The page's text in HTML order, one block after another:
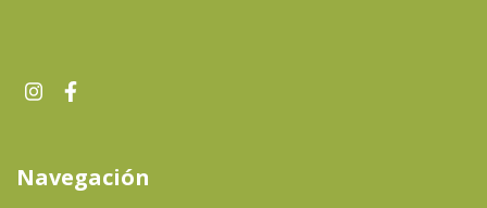
Navegación